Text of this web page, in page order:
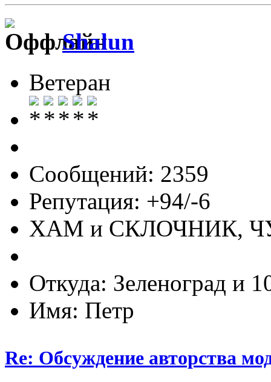
Shalun
Ветеран
Сообщений: 2359
Репутация: +94/-6
ХАМ и СКЛОЧНИК,
Откуда: Зеленоград и
Имя: Петр
Re: Обсуждение авторства